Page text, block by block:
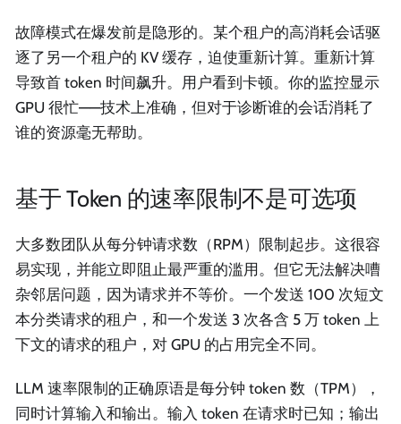
故障模式在爆发前是隐形的。某个租户的高消耗会话驱
逐了另一个租户的 KV 缓存，迫使重新计算。重新计算
导致首 token 时间飙升。用户看到卡顿。你的监控显示
GPU 很忙——技术上准确，但对于诊断谁的会话消耗了
谁的资源毫无帮助。
基于 Token 的速率限制不是可选项
大多数团队从每分钟请求数（RPM）限制起步。这很容
易实现，并能立即阻止最严重的滥用。但它无法解决嘈
杂邻居问题，因为请求并不等价。一个发送 100 次短文
本分类请求的租户，和一个发送 3 次各含 5 万 token 上
下文的请求的租户，对 GPU 的占用完全不同。
LLM 速率限制的正确原语是每分钟 token 数（TPM），
同时计算输入和输出。输入 token 在请求时已知；输出